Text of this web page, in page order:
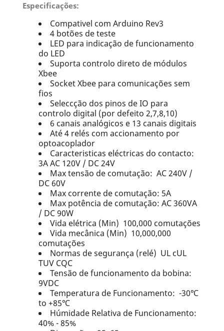
Especificações:
Compativel com Arduino Rev3
4 botões de teste
LED para indicação de funcionamento
do LED
Suporta controlo direto de módulos
Xbee
Socket Xbee para comunicações sem
fios
Seleccção dos pinos de IO para
controlo digital (por defeito 2,7,8,10)
6 canais analógicos e 13 canais digitais
Até 4 relés com accionamento por
optoacoplador
Caracteristicas eléctricas do contacto:
3A AC 120V / DC 24V
Max tensão de comutação: AC 240V /
DC 60V
Max corrente de comutação: 5A
Max potência de comutação: AC 360VA
/ DC 90W
Vida elétrica (Min) 100,000 comutações
Vida mecânica (Min) 10,000,000
comutações
Normas de segurança (relé) UL cUL
TUV CQC
Tensão de funcionamento da bobina:
9VDC
Temperatura de Funcionamento: -30℃
to +85℃
Húmidade Relativa de Funcionamento:
40% - 85%